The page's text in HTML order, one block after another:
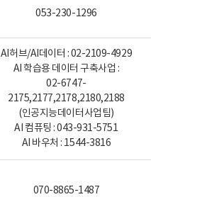
053-230-1296
AI허브/AI데이터 : 02-2109-4929
AI 학습용 데이터 구축사업 :
02-6747-
2175,2177,2178,2180,2188
(인공지능데이터사업팀)
AI 컴퓨팅 : 043-931-5751
AI 바우처 : 1544-3816
070-8865-1487